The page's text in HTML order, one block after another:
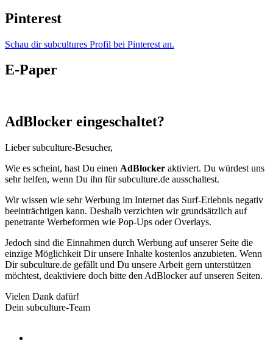
Pinterest
Schau dir subcultures Profil bei Pinterest an.
E-Paper
AdBlocker eingeschaltet?
Lieber subculture-Besucher,
Wie es scheint, hast Du einen AdBlocker aktiviert. Du würdest uns
sehr helfen, wenn Du ihn für subculture.de ausschaltest.
Wir wissen wie sehr Werbung im Internet das Surf-Erlebnis negativ
beeinträchtigen kann. Deshalb verzichten wir grundsätzlich auf
penetrante Werbeformen wie Pop-Ups oder Overlays.
Jedoch sind die Einnahmen durch Werbung auf unserer Seite die
einzige Möglichkeit Dir unsere Inhalte kostenlos anzubieten. Wenn
Dir subculture.de gefällt und Du unsere Arbeit gern unterstützen
möchtest, deaktiviere doch bitte den AdBlocker auf unseren Seiten.
Vielen Dank dafür!
Dein subculture-Team